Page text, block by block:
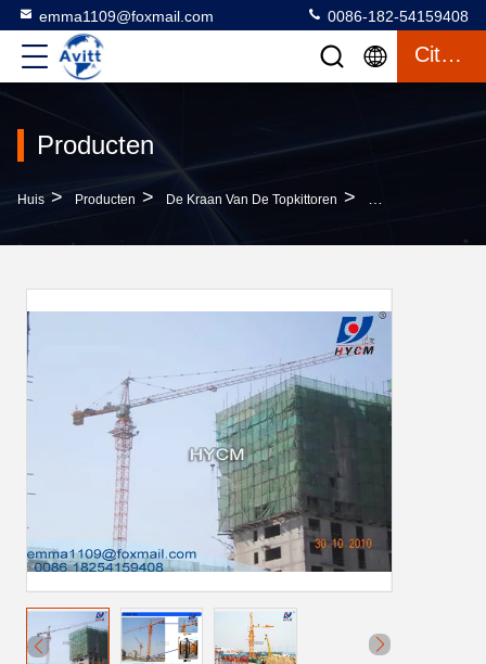
emma1109@foxmail.com 0086-182-54159408
Citaat
Producten
Huis > Producten > De Kraan Van De Topkittoren > Bouwkraan Toren